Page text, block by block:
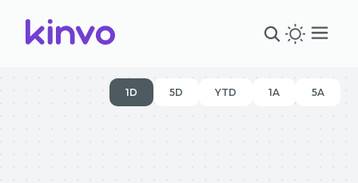
1D 5D YTD 1A 5A